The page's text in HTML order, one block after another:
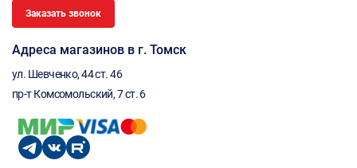
Заказать звонок
Адреса магазинов в г. Томск
ул. Шевченко, 44 ст. 46
пр-т Комсомольский, 7 ст. 6